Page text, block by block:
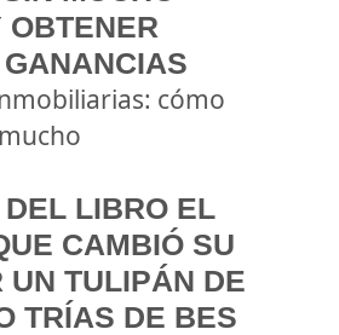
OBTENER
cómo
LIBRO EL
CAMBIÓ SU
UN TULIPÁN DE
TRÍAS DE BES